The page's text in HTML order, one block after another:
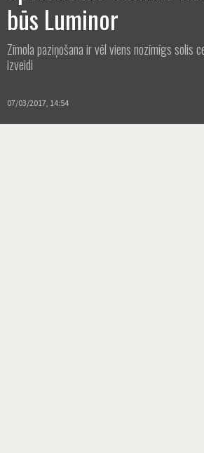
būs Luminor
Zīmola paziņošana ir vēl viens nozīmīgs solis
izveidi
07/03/2017, 14:54